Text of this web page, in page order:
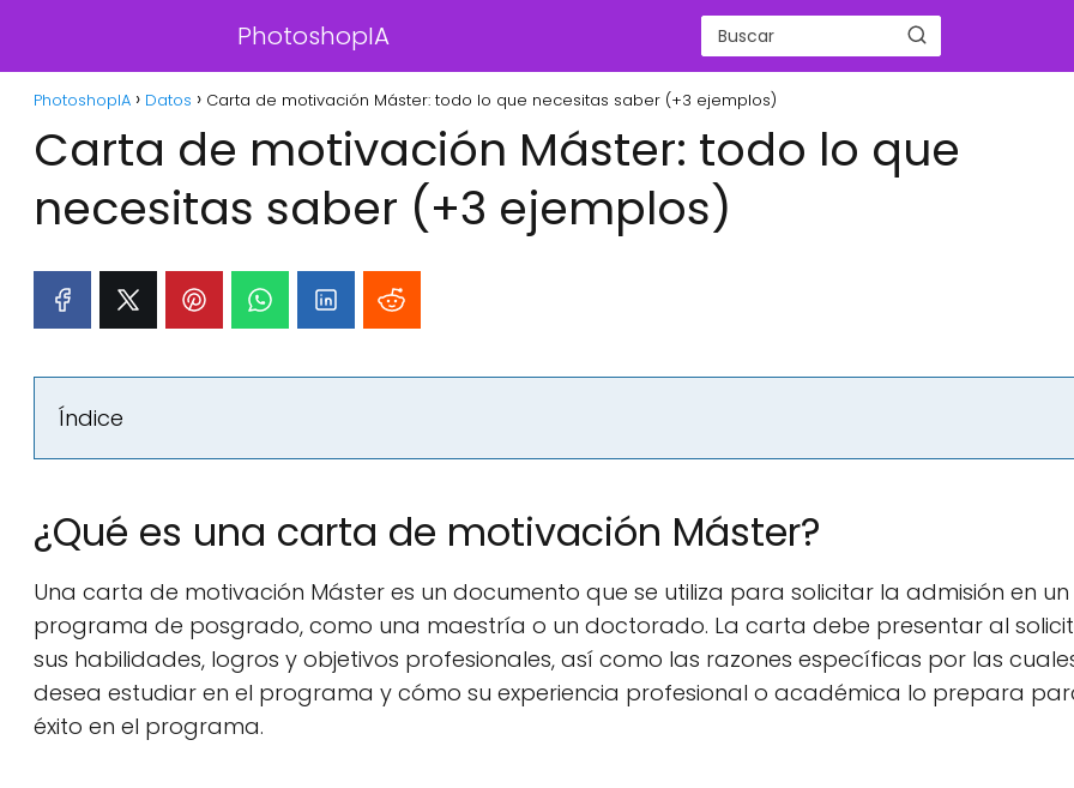
PhotoshopIA
PhotoshopIA Datos Carta de motivación Máster: todo lo que necesitas saber (+3 ejemplos)
Carta de motivación Máster: todo lo que
necesitas saber (+3 ejemplos)
Índice
¿Qué es una carta de motivación Máster?
Una carta de motivación Máster es un documento que se utiliza para solicitar la admisión en un
programa de posgrado, como una maestría o un doctorado. La carta debe presentar al
sus habilidades, logros y objetivos profesionales, así como las razones específicas por las
desea estudiar en el programa y cómo su experiencia profesional o académica lo prepara
éxito en el programa.